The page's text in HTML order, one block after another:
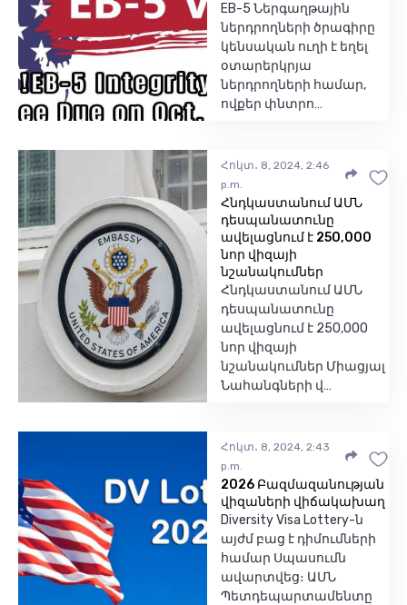
EB-5 Ներգաղթային
ներդրողների ծրագիրը
կենսական ուղի է եղել
օտարերկրյա
ներդրողների համար,
ովքեր փնտրո…
Հոկտ․ 8, 2024, 2:46
p.m.
Հնդկաստանում ԱՄՆ
դեսպանատունը
ավելացնում է 250,000
նոր վիզայի
նշանակումներ
Հնդկաստանում ԱՄՆ
դեսպանատունը
ավելացնում է 250,000
նոր վիզայի
նշանակումներ Միացյալ
Նահանգների վ…
Հոկտ․ 8, 2024, 2:43
p.m.
2026 Բազմազանության
վիզաների վիճակախաղ
Diversity Visa Lottery-ն
այժմ բաց է դիմումների
համար Սպասումն
ավարտվեց։ ԱՄՆ
Պետդեպարտամենտը